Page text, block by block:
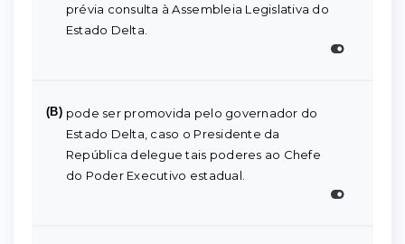
prévia consulta à Assembleia Legislativa do
Estado Delta.
(B) pode ser promovida pelo governador do
Estado Delta, caso o Presidente da
República delegue tais poderes ao Chefe
do Poder Executivo estadual.